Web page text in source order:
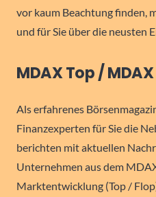
vor kaum Beachtung finden,
und für Sie über die neusten
MDAX Top /
Als erfahrenes
Finanzexperten für Sie die
berichten mit aktuellen
Unternehmen aus dem
Marktentwicklung (Top /